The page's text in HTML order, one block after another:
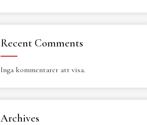
Recent Comments
Inga kommentarer att visa.
Archives